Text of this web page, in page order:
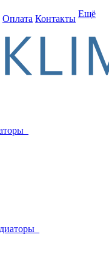
Оплата Контакты Ещё